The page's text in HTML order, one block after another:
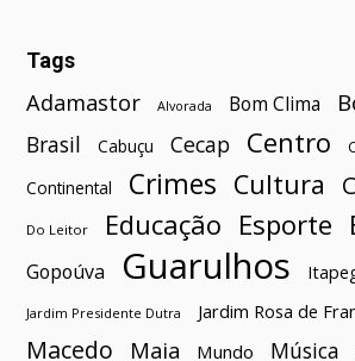
Tags
Adamastor Alvorada Bom Clima
Brasil Cabuçu Cecap Centro
Continental Crimes Cultura
Do Leitor Educação Esporte
Gopoúva Guarulhos
Jardim Presidente Dutra Jardim Rosa de
Macedo
Maia Mundo Música